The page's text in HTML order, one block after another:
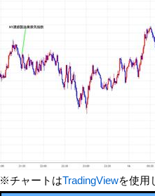
※チャートはTradingViewを使用